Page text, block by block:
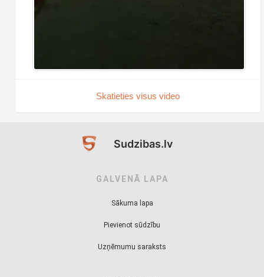
Skatieties visus video
Sudzibas.lv
GALVENĀ LAPA
Sākuma lapa
Pievienot sūdzību
Uzņēmumu saraksts